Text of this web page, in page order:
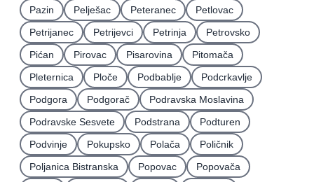
Pazin
Pelješac Peteranec
Petlovac
Petrijanec
Petrijevci Petrinja
Petrovsko
Pićan
Pirovac Pisarovina
Pitomača
Pleternica
Ploče Podbablje
Podcrkavlje
Podgora
Podgorač
Podravska Moslavina
Podravske Sesvete
Podstrana
Podturen
Podvinje
Pokupsko Polača
Poličnik
Poljanica Bistranska
Popovac
Popovača